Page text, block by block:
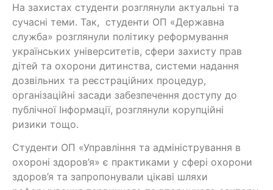
На захистах студенти розглянули актуальні та
сучасні теми. Так, студенти ОП «Державна
служба» розглянули політику реформування
українських університетів, сфери захисту прав
дітей та охорони дитинства, системи надання
дозвільних та реєстраційних процедур,
організаційні засади забезпечення доступу до
публічної Інформації, розглянули корупційні
ризики тощо.
Студенти ОП «Управління та адміністрування в
охороні здоров’я» є практиками у сфері охорони
здоров’я та запропонували цікаві шляхи